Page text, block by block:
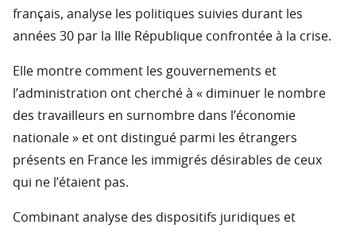
français, analyse les politiques suivies durant les
années 30 par la Ille République confrontée à la crise.
Elle montre comment les gouvernements et
l’administration ont cherché à « diminuer le nombre
des travailleurs en surnombre dans l’économie
nationale » et ont distingué parmi les étrangers
présents en France les immigrés désirables de ceux
qui ne l’étaient pas.
Combinant analyse des dispositifs juridiques et